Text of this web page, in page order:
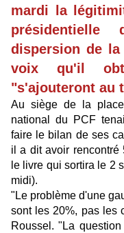
mardi la
dispersion de
voix qu'il
"s'ajouteront au
Au siège de la
national du PCF
faire le bilan de ses
il a dit avoir rencontré
le livre qui sortira le 2
midi).
"Le problème d'une
sont les 20%, pas les
Roussel. "La